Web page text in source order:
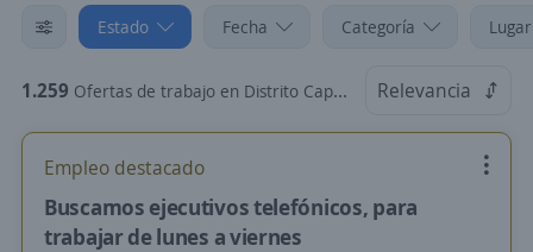
Estado Fecha Categoría
1.259 Ofertas de trabajo en Distrito Capital Relevancia
Empleo destacado
Buscamos ejecutivos telefónicos, para
trabajar de lunes a viernes